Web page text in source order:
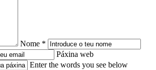
Nome *
Páxina web
Enter the words you see below